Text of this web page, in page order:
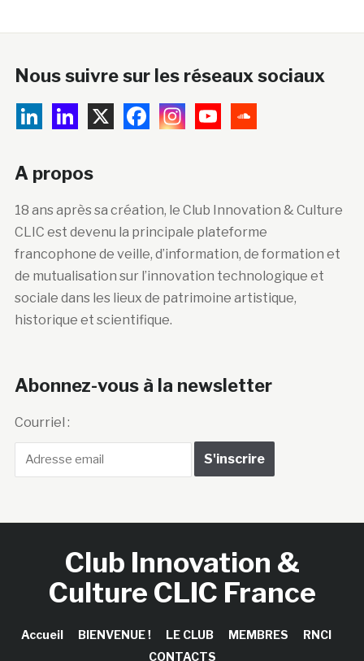
Nous suivre sur les réseaux sociaux
A propos
18 ans après sa création, le Club Innovation & Culture
CLIC est devenu la principale plateforme
francophone de veille, d’information, de formation et
de mutualisation sur l’innovation technologique et
sociale dans les lieux de patrimoine artistique,
historique et scientifique.
Abonnez-vous à la newsletter
Courriel :
Club Innovation &
Culture CLIC France
Accueil BIENVENUE ! LE CLUB MEMBRES
RNCI
CONTACTS